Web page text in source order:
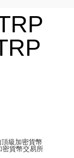
級加密貨幣
密貨幣交易所